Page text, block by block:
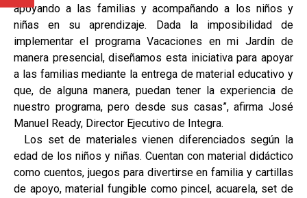
apoyando a las familias y acompañando a los niños y
niñas en su aprendizaje. Dada la imposibilidad de
implementar el programa Vacaciones en mi Jardín de
manera presencial, diseñamos esta iniciativa para apoyar
a las familias mediante la entrega de material educativo y
que, de alguna manera, puedan tener la experiencia de
nuestro programa, pero desde sus casas”, afirma José
Manuel Ready, Director Ejecutivo de Integra.
Los set de materiales vienen diferenciados según la
edad de los niños y niñas. Cuentan con material didáctico
como cuentos, juegos para divertirse en familia y cartillas
de apoyo, material fungible como pincel, acuarela, set de